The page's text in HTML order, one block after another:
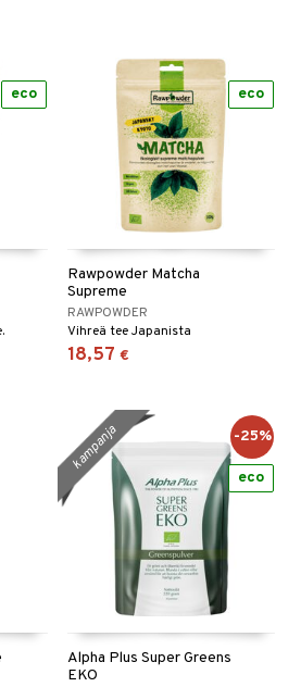
eco
Rawpowder Matcha
Supreme
RAWPOWDER
Vihreä tee Japanista
18,57 €
eco
Alpha Plus Super Greens
EKO
kampanja -25%
eco